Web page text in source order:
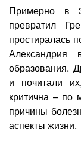
Примерно в
превратил
простиралась
образования.
и почитали
критична – по
причины
аспекты жизни.